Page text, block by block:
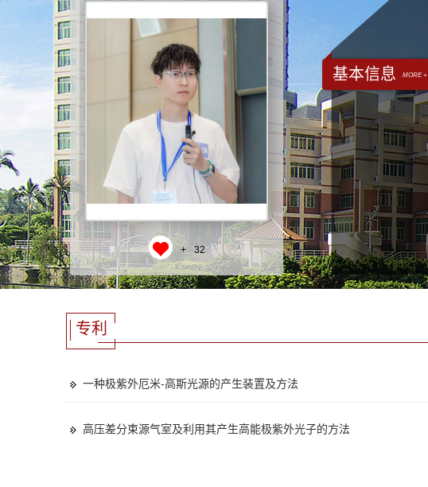
+ 32
基本信息 MORE +
专利
一种极紫外厄米-高斯光源的产生装置及方法
高压差分束源气室及利用其产生高能极紫外光子的方法